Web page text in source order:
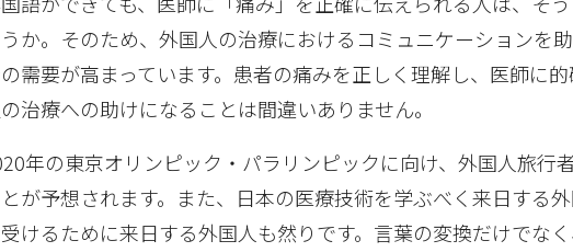
か。そのため、外国人の治療におけるコミュニケーションを
需要が高まっています。患者の痛みを正しく理解し、医師に
治療への助けになることは間違いありません。
年の東京オリンピック・パラリンピックに向け、外国人旅行
が予想されます。また、日本の医療技術を学ぶべく来日する
けるために来日する外国人も然りです。言葉の変換だけでな